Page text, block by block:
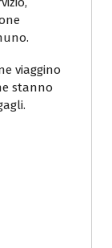
viaggino
stanno